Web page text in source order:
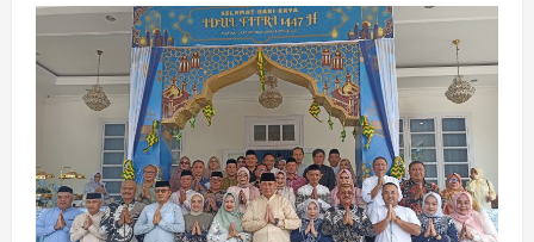
Pemprov
Gorontalo
dan
Pemda
Kabgor,Kunjungan
Balasan,Sofyan
Puhi
Sambut
Kedatangan
Gubernur
Gusnar